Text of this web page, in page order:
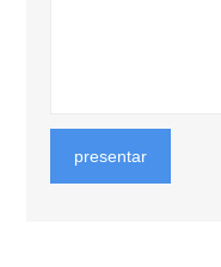
presentar